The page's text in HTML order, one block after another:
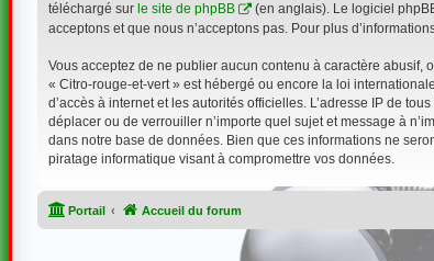
téléchargé sur le site de phpBB
(en anglais). Le logiciel
acceptons et que nous n’acceptons pas. Pour plus
Vous acceptez de ne publier aucun contenu à caractère
« Citro-rouge-et-vert » est hébergé ou encore la loi
d’accès à internet et les autorités officielles. L’adresse IP de
déplacer ou de verrouiller n’importe quel sujet et message à
dans notre base de données. Bien que ces informations ne
piratage informatique visant à compromettre vos données.
Portail Accueil du forum